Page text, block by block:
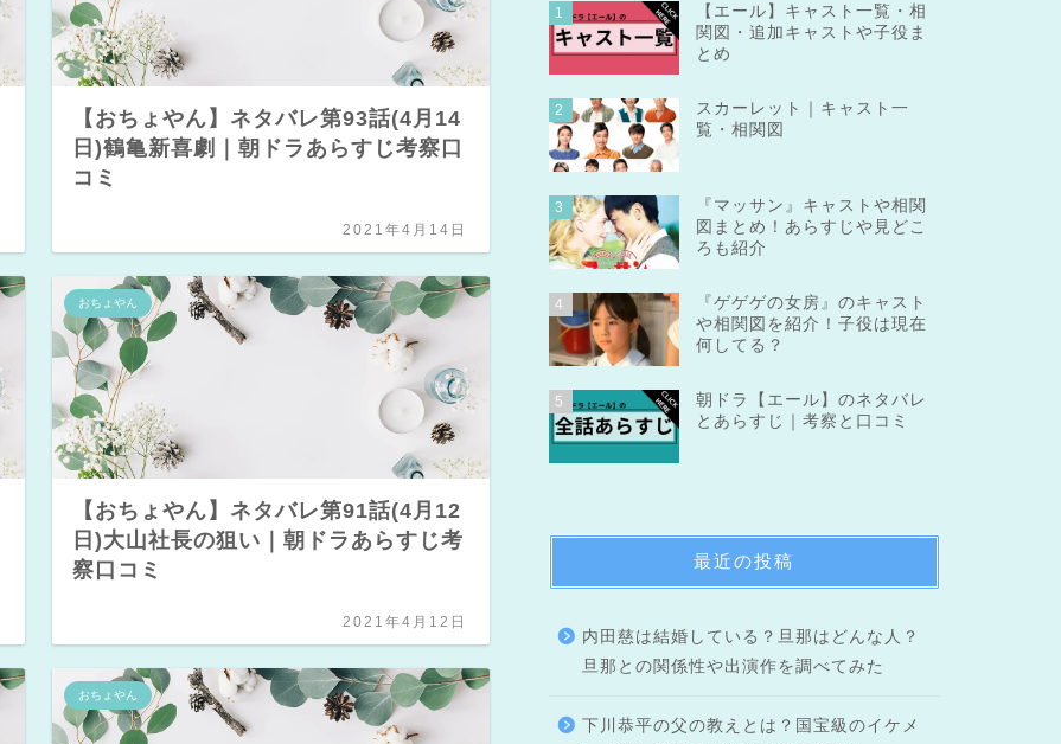
【おちょやん】ネタバレ第93話(4月14
日)鶴亀新喜劇｜朝ドラあらすじ考察口
コミ
2021年4月14日
おちょやん
【おちょやん】ネタバレ第91話(4月12
日)大山社長の狙い｜朝ドラあらすじ考
察口コミ
2021年4月12日
おちょやん
1
【エール】キャスト一覧・相
関図・追加キャストや子役ま
とめ
2
スカーレット｜キャスト一
覧・相関図
3
『マッサン』キャストや相関
図まとめ！あらすじや見どこ
ろも紹介
4
『ゲゲゲの女房』のキャスト
や相関図を紹介！子役は現在
何してる？
5
朝ドラ【エール】のネタバレ
とあらすじ｜考察と口コミ
最近の投稿
内田慈は結婚している？旦那はどんな人？
旦那との関係性や出演作を調べてみた
下川恭平の父の教えとは？国宝級のイケメ